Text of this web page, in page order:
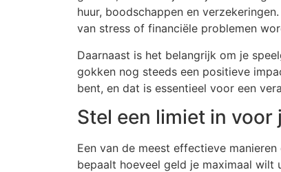
huur, boodschappen en
van stress of financiële problemen
Daarnaast is het belangrijk om je
gokken nog steeds een positieve
bent, en dat is essentieel voor een
Stel een limiet in
Een van de meest effectieve
bepaalt hoeveel geld je maximaal